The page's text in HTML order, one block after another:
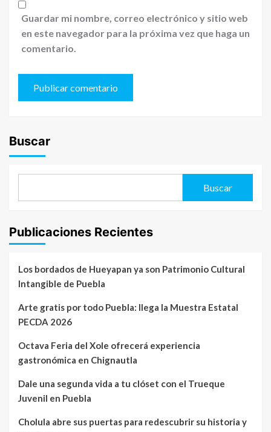
Guardar mi nombre, correo electrónico y sitio web
en este navegador para la próxima vez que haga un
comentario.
Buscar
Buscar
Publicaciones Recientes
Los bordados de Hueyapan ya son Patrimonio Cultural
Intangible de Puebla
Arte gratis por todo Puebla: llega la Muestra Estatal
PECDA 2026
Octava Feria del Xole ofrecerá experiencia
gastronómica en Chignautla
Dale una segunda vida a tu clóset con el Trueque
Juvenil en Puebla
Cholula abre sus puertas para redescubrir su historia y